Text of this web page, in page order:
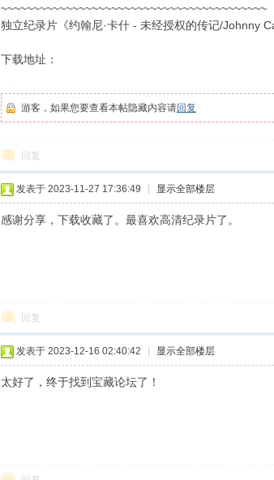
~~~~~~~~~~~~~~~~~~~~~~~~~~~~~~~~~~~~~~~~~
独立纪录片《约翰尼·卡什 - 未经授权的传记/Johnny
下载地址：
游客，如果您要查看本帖隐藏内容请回复
回复
发表于 2023-11-27 17:36:49 显示全部楼层
感谢分享，下载收藏了。最喜欢高清纪录片了。
回复
发表于 2023-12-16 02:40:42 显示全部楼层
太好了，终于找到宝藏论坛了！